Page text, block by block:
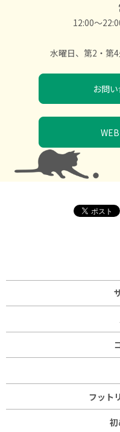
12:00～
水曜日、第2・第
お問
フット